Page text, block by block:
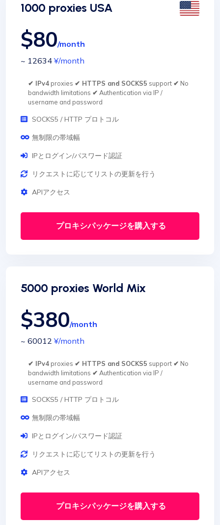
1000 proxies USA
$80/month
~ 12634¥/month
✔ IPv4proxies ✔ HTTPS and SOCKS5 support ✔ No
bandwidth limitations ✔ Authentication via IP /
username and password
SOCKS5 / HTTP プロトコル
無制限の帯域幅
IPとログイン/パスワード認証
リクエストに応じてリストの更新を行う
APIアクセス
プロキシパッケージを購入する
5000 proxies World Mix
$380/month
~ 60012¥/month
✔ IPv4proxies ✔ HTTPS and SOCKS5 support ✔ No
bandwidth limitations ✔ Authentication via IP /
username and password
SOCKS5 / HTTP プロトコル
無制限の帯域幅
IPとログイン/パスワード認証
リクエストに応じてリストの更新を行う
APIアクセス
プロキシパッケージを購入する